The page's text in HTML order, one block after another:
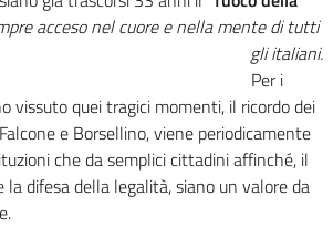
acceso nel cuore e nella mente di tutti
gli italiani.
Per i
vissuto quei tragici momenti, il ricordo dei
e Borsellino, viene periodicamente
che da semplici cittadini affinché, il
difesa della legalità, siano un valore da